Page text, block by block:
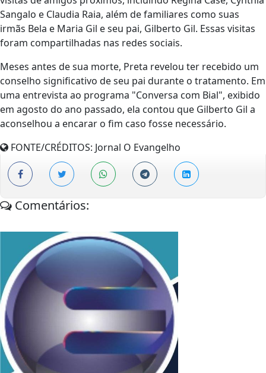
Sangalo e Claudia Raia, além de familiares como suas
irmãs Bela e Maria Gil e seu pai, Gilberto Gil. Essas visitas
foram compartilhadas nas redes sociais.
Meses antes de sua morte, Preta revelou ter recebido um
conselho significativo de seu pai durante o tratamento. Em
uma entrevista ao programa "Conversa com Bial", exibido
em agosto do ano passado, ela contou que Gilberto Gil a
aconselhou a encarar o fim caso fosse necessário.
FONTE/CRÉDITOS: Jornal O Evangelho
Comentários: